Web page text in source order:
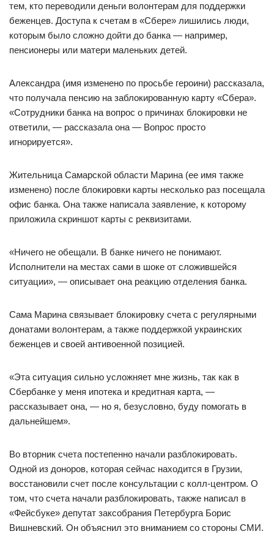
тем, кто переводили деньги волонтерам для поддержки
беженцев. Доступа к счетам в «Сбере» лишились люди,
которым было сложно дойти до банка — например,
пенсионеры или матери маленьких детей.
Александра (имя изменено по просьбе героини) рассказала,
что получала пенсию на заблокированную карту «Сбера».
«Сотрудники банка на вопрос о причинах блокировки не
ответили, — рассказала она — Вопрос просто
игнорируется».
Жительница Самарской области Марина (ее имя также
изменено) после блокировки карты несколько раз посещала
офис банка. Она также написала заявление, к которому
приложила скриншот карты с реквизитами.
«Ничего не обещали. В банке ничего не понимают.
Исполнители на местах сами в шоке от сложившейся
ситуации», — описывает она реакцию отделения банка.
Сама Марина связывает блокировку счета с регулярными
донатами волонтерам, а также поддержкой украинских
беженцев и своей антивоенной позицией.
«Эта ситуация сильно усложняет мне жизнь, так как в
Сбербанке у меня ипотека и кредитная карта, —
рассказывает она, — но я, безусловно, буду помогать в
дальнейшем».
Во вторник счета постепенно начали разблокировать.
Одной из доноров, которая сейчас находится в Грузии,
восстановили счет после консультации с колл-центром. О
том, что счета начали разблокировать, также написал в
«Фейсбуке» депутат заксобрания Петербурга Борис
Вишневский. Он объяснил это вниманием со стороны СМИ.